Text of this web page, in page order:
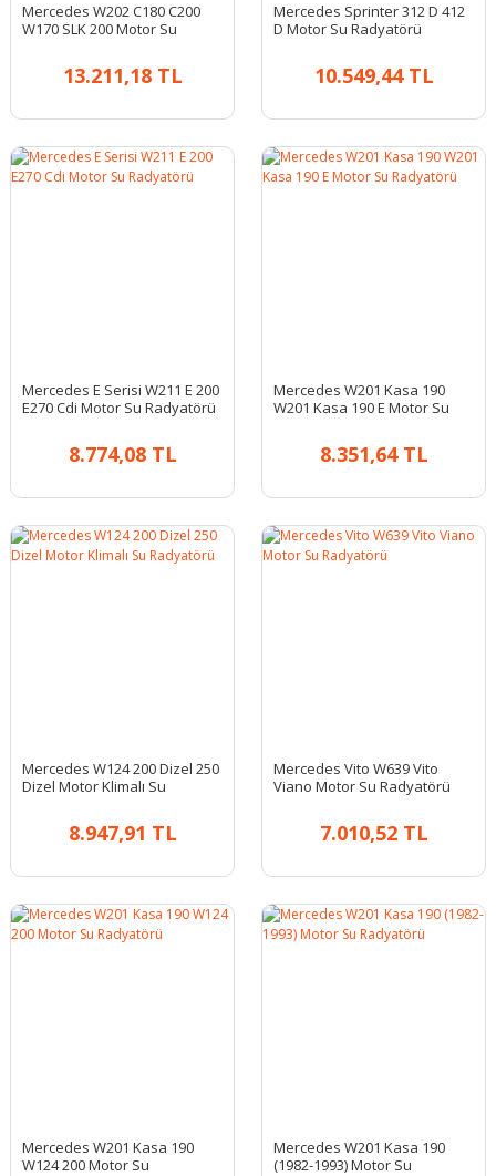
Mercedes W202 C180 C200
W170 SLK 200 Motor Su
13.211,18 TL
Mercedes Sprinter 312 D 412
D Motor Su Radyatörü
10.549,44 TL
Mercedes E Serisi W211 E 200
E270 Cdi Motor Su Radyatörü
8.774,08 TL
Mercedes W201 Kasa 190
W201 Kasa 190 E Motor Su
8.351,64 TL
Mercedes W124 200 Dizel 250
Dizel Motor Klimalı Su
8.947,91 TL
Mercedes Vito W639 Vito
Viano Motor Su Radyatörü
7.010,52 TL
Mercedes W201 Kasa 190
W124 200 Motor Su
Mercedes W201 Kasa 190
(1982-1993) Motor Su